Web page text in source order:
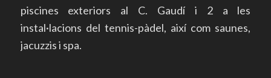
piscines exteriors al C. Gaudí i 2 a les
instal·lacions del tennis-pàdel, així com saunes,
jacuzzis i spa.